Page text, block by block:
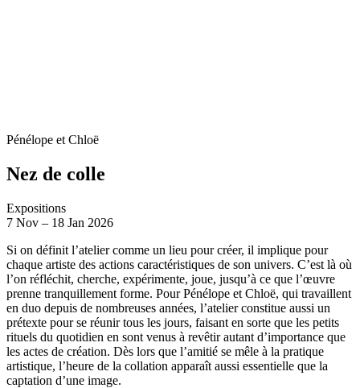
Pénélope et Chloë
Nez de colle
Expositions
7 Nov – 18 Jan 2026
Si on définit l’atelier comme un lieu pour créer, il implique pour
chaque artiste des actions caractéristiques de son univers. C’est là où
l’on réfléchit, cherche, expérimente, joue, jusqu’à ce que l’œuvre
prenne tranquillement forme. Pour Pénélope et Chloë, qui travaillent
en duo depuis de nombreuses années, l’atelier constitue aussi un
prétexte pour se réunir tous les jours, faisant en sorte que les petits
rituels du quotidien en sont venus à revêtir autant d’importance que
les actes de création. Dès lors que l’amitié se mêle à la pratique
artistique, l’heure de la collation apparaît aussi essentielle que la
captation d’une image.